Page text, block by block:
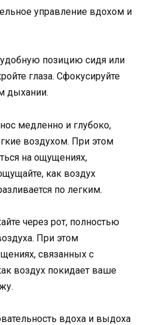
позицию сидя или
глаза. Сфокусируйте
дыхании.
медленно и глубоко,
воздухом. При этом
на ощущениях,
как воздух
по легким.
через рот, полностью
При этом
связанных с
воздух покидает ваше
вдоха и выдоха